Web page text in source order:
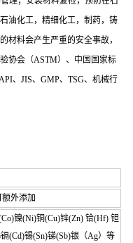
油化工，精细化工，制药，铸
材料会产生严重的安全事故，
协会（ASTM）、中国国家标
、JIS、GMP、TSG、机械行
外添加
镍(Ni)铜(Cu)锌(Zn) 铪(Hf) 钽
(Cd)锡(Sn)锑(Sb)银（Ag）等